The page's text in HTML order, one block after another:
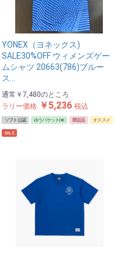
YONEX（ヨネックス)
SALE30%OFF ウィメンズゲー
ムシャツ 20663(786)ブルー
ス…
通常 ￥7,480のところ
ラリー価格 ￥5,236 税込
ソフト公認 ゆうパケットOK 限定品 オススメ
SALE